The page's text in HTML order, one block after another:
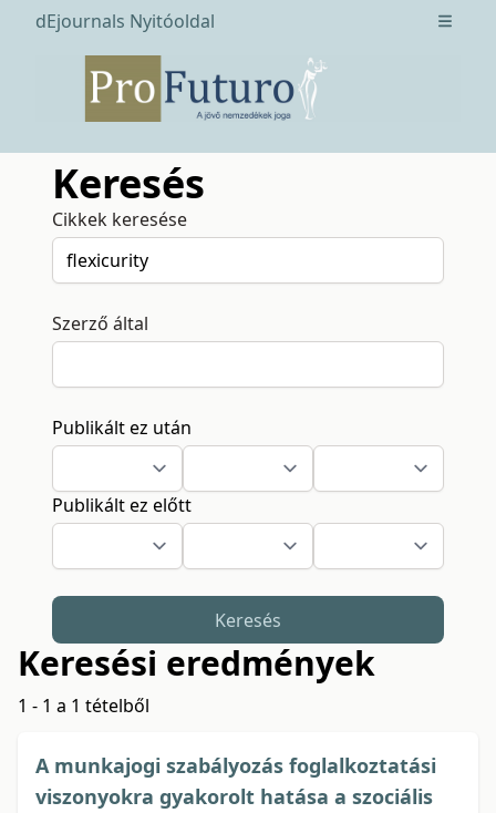
dEjournals Nyitóoldal Open
Keresés
Cikkek keresése
Szerző által
Publikált ez után
Publikált ez előtt
Keresés
Keresési eredmények
1 - 1 a 1 tételből
A munkajogi szabályozás foglalkoztatási
viszonyokra gyakorolt hatása a szociális